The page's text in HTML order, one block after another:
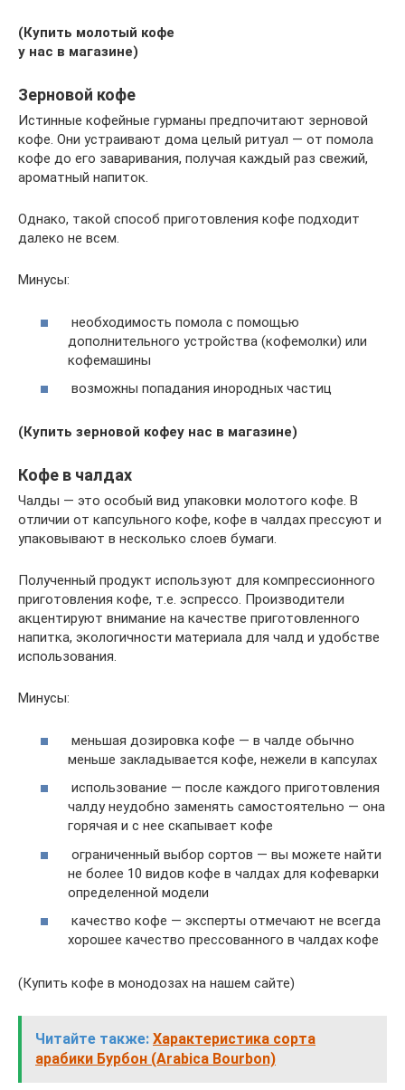
(Купить молотый кофе
у нас в магазине)
Зерновой кофе
Истинные кофейные гурманы предпочитают зерновой
кофе. Они устраивают дома целый ритуал — от помола
кофе до его заваривания, получая каждый раз свежий,
ароматный напиток.
Однако, такой способ приготовления кофе подходит
далеко не всем.
Минусы:
необходимость помола с помощью
дополнительного устройства (кофемолки) или
кофемашины
возможны попадания инородных частиц
(Купить зерновой кофеу нас в магазине)
Кофе в чалдах
Чалды — это особый вид упаковки молотого кофе. В
отличии от капсульного кофе, кофе в чалдах прессуют и
упаковывают в несколько слоев бумаги.
Полученный продукт используют для компрессионного
приготовления кофе, т.е. эспрессо. Производители
акцентируют внимание на качестве приготовленного
напитка, экологичности материала для чалд и удобстве
использования.
Минусы:
меньшая дозировка кофе — в чалде обычно
меньше закладывается кофе, нежели в капсулах
использование — после каждого приготовления
чалду неудобно заменять самостоятельно — она
горячая и с нее скапывает кофе
ограниченный выбор сортов — вы можете найти
не более 10 видов кофе в чалдах для кофеварки
определенной модели
качество кофе — эксперты отмечают не всегда
хорошее качество прессованного в чалдах кофе
(Купить кофе в монодозах на нашем сайте)
Читайте также: Характеристика сорта
арабики Бурбон (Arabica Bourbon)